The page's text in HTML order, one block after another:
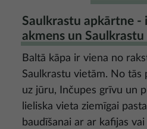
Saulkrastu apkārtne -
akmens un
Baltā kāpa ir viena no
Saulkrastu vietām. No tās
uz jūru, Inčupes grīvu un
lieliska vieta ziemīgai
baudīšanai ar ar kafijas